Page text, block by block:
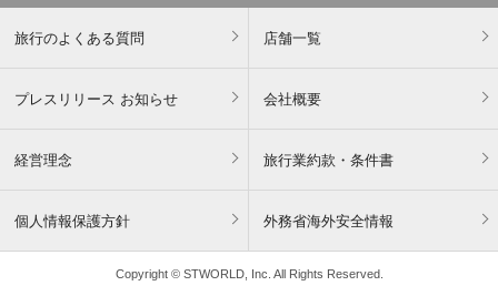
旅行のよくある質問 店舗一覧
プレスリリース お知らせ 会社概要
経営理念 旅行業約款・条件書
個人情報保護方針 外務省海外安全情報
Copyright © STWORLD, Inc. All Rights Reserved.